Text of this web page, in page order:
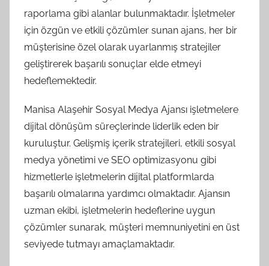
raporlama gibi alanlar bulunmaktadır. İşletmeler
için özgün ve etkili çözümler sunan ajans, her bir
müşterisine özel olarak uyarlanmış stratejiler
geliştirerek başarılı sonuçlar elde etmeyi
hedeflemektedir.
Manisa Alaşehir Sosyal Medya Ajansı işletmelere
dijital dönüşüm süreçlerinde liderlik eden bir
kuruluştur. Gelişmiş içerik stratejileri, etkili sosyal
medya yönetimi ve SEO optimizasyonu gibi
hizmetlerle işletmelerin dijital platformlarda
başarılı olmalarına yardımcı olmaktadır. Ajansın
uzman ekibi, işletmelerin hedeflerine uygun
çözümler sunarak, müşteri memnuniyetini en üst
seviyede tutmayı amaçlamaktadır.